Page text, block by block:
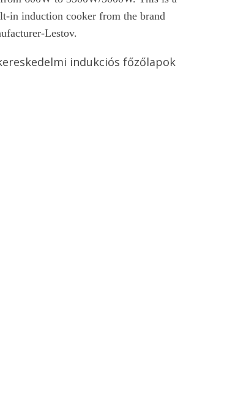
in induction cooker from the brand
Lestov.
indukciós főzőlapok